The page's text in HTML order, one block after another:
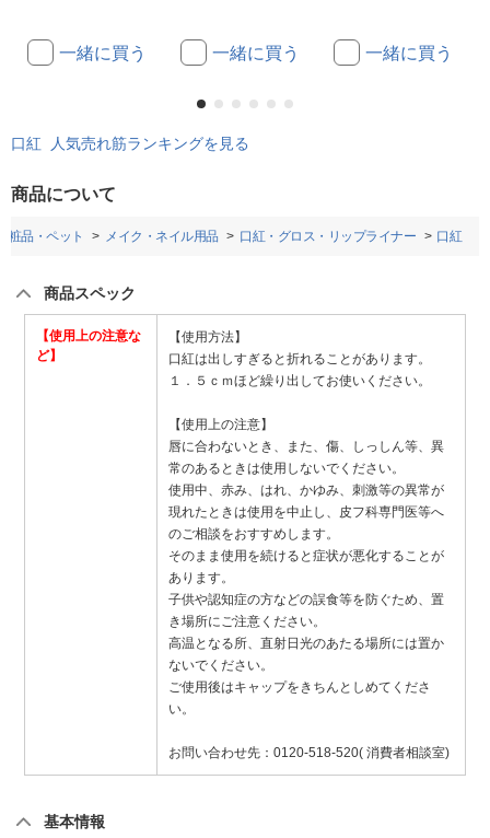
一緒に買う 一緒に買う 一緒に買う
口紅 人気売れ筋ランキングを見る
商品について
粧品・ペット メイク・ネイル用品 口紅・グロス・リップライナー 口紅
商品スペック
【使用上の注意な
ど】
【使用方法】
口紅は出しすぎると折れることがあります。
１．５ｃｍほど繰り出してお使いください。
【使用上の注意】
唇に合わないとき、また、傷、しっしん等、異
常のあるときは使用しないでください。
使用中、赤み、はれ、かゆみ、刺激等の異常が
現れたときは使用を中止し、皮フ科専門医等へ
のご相談をおすすめします。
そのまま使用を続けると症状が悪化することが
あります。
子供や認知症の方などの誤食等を防ぐため、置
き場所にご注意ください。
高温となる所、直射日光のあたる場所には置か
ないでください。
ご使用後はキャップをきちんとしめてくださ
い。
お問い合わせ先：0120-518-520( 消費者相談室)
基本情報